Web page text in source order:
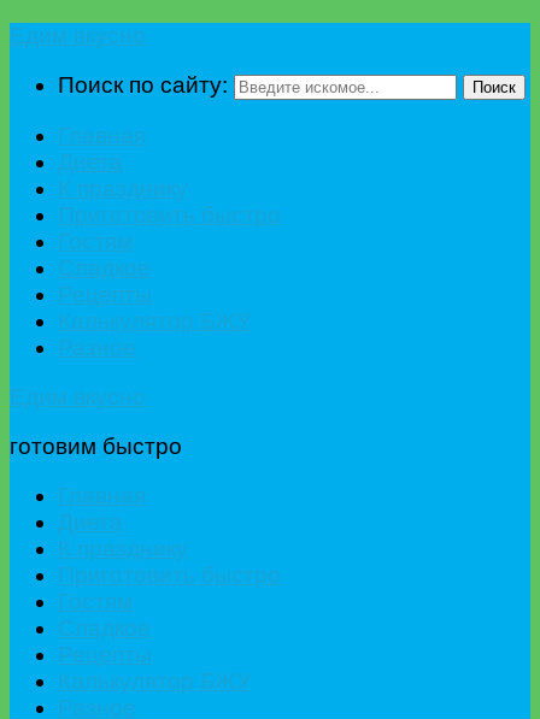
Поиск по сайту:
Поиск
готовим быстро